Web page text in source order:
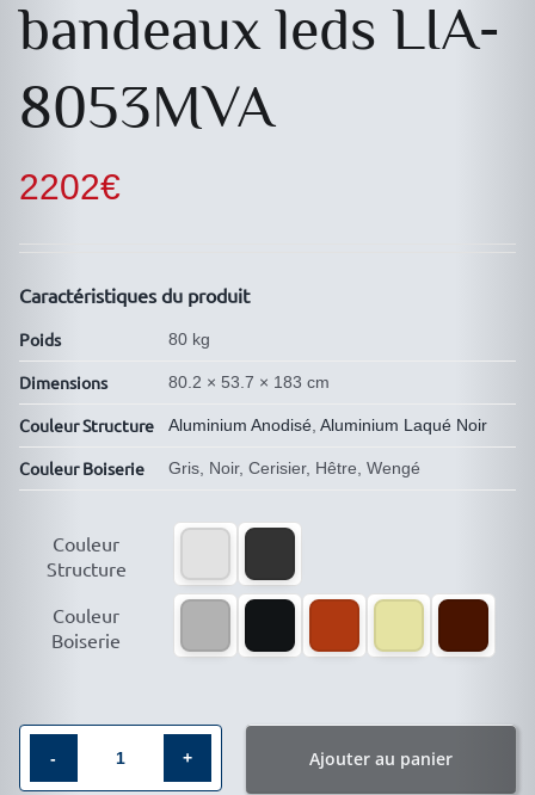
bandeaux leds LIA-
8053MVA
2202€
Caractéristiques du produit
Poids 80 kg
Dimensions 80.2 × 53.7 × 183 cm
Couleur Structure Aluminium Anodisé, Aluminium Laqué Noir
Couleur Boiserie Gris, Noir, Cerisier, Hêtre, Wengé
Couleur
Structure
Couleur
Boiserie
Ajouter au panier